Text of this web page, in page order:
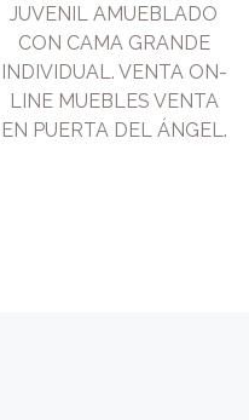
JUVENIL AMUEBLADO
CON CAMA GRANDE
INDIVIDUAL. VENTA ON-
LINE MUEBLES VENTA
EN PUERTA DEL ÁNGEL.